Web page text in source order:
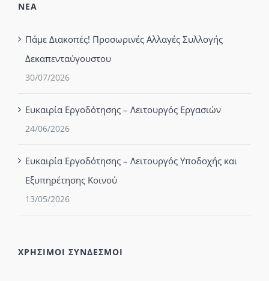
ΝΕΑ
Πάμε Διακοπές! Προσωρινές Αλλαγές Συλλογής
Δεκαπενταύγουστου
30/07/2026
Ευκαιρία Εργοδότησης – Λειτουργός Εργασιών
24/06/2026
Ευκαιρία Εργοδότησης – Λειτουργός Υποδοχής και
Εξυπηρέτησης Κοινού
13/05/2026
ΧΡΗΣΙΜΟΙ ΣΥΝΔΕΣΜΟΙ